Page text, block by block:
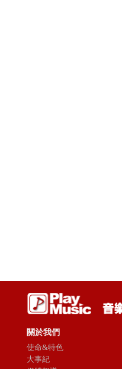
關於我們
使命&特色
大事紀